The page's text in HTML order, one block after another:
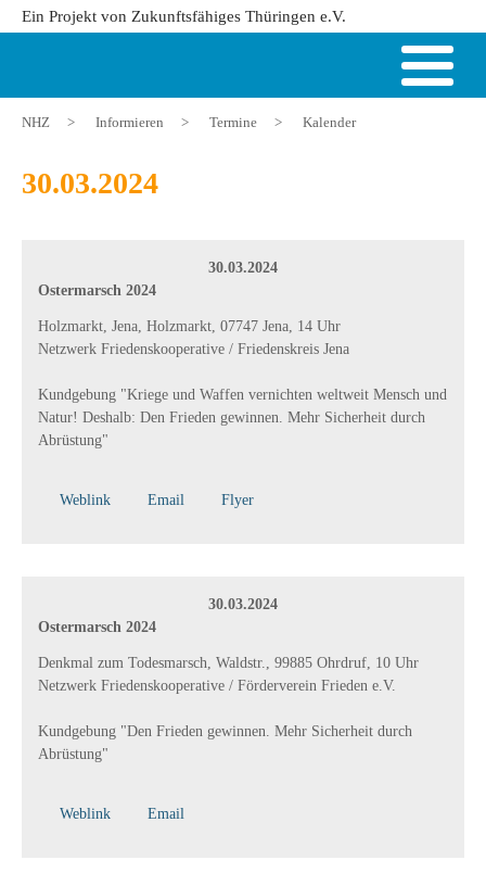
Ein Projekt von Zukunftsfähiges Thüringen e.V.
NHZ > Informieren > Termine > Kalender
30.03.2024
30.03.2024
Ostermarsch 2024
Holzmarkt, Jena, Holzmarkt, 07747 Jena, 14 Uhr
Netzwerk Friedenskooperative / Friedenskreis Jena
Kundgebung "Kriege und Waffen vernichten weltweit Mensch und
Natur! Deshalb: Den Frieden gewinnen. Mehr Sicherheit durch
Abrüstung"
Weblink Email Flyer
30.03.2024
Ostermarsch 2024
Denkmal zum Todesmarsch, Waldstr., 99885 Ohrdruf, 10 Uhr
Netzwerk Friedenskooperative / Förderverein Frieden e.V.
Kundgebung "Den Frieden gewinnen. Mehr Sicherheit durch
Abrüstung"
Weblink Email